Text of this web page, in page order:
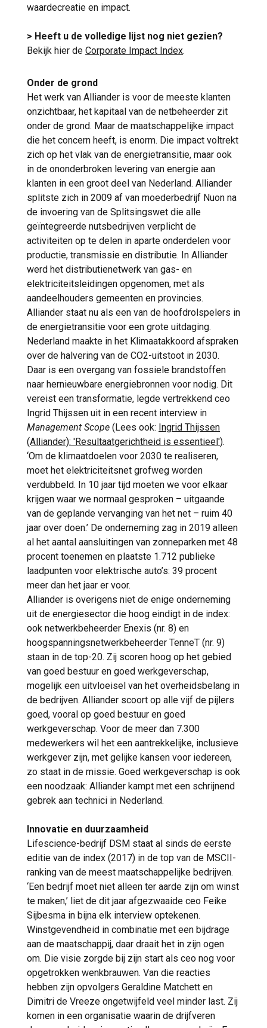
waardecreatie en impact.
> Heeft u de volledige lijst nog niet gezien?
Bekijk hier de Corporate Impact Index.
Onder de grond
Het werk van Alliander is voor de meeste klanten
onzichtbaar, het kapitaal van de netbeheerder zit
onder de grond. Maar de maatschappelijke impact
die het concern heeft, is enorm. Die impact voltrekt
zich op het vlak van de energietransitie, maar ook
in de ononderbroken levering van energie aan
klanten in een groot deel van Nederland. Alliander
splitste zich in 2009 af van moederbedrijf Nuon na
de invoering van de Splitsingswet die alle
geïntegreerde nutsbedrijven verplicht de
activiteiten op te delen in aparte onderdelen voor
productie, transmissie en distributie. In Alliander
werd het distributienetwerk van gas- en
elektriciteitsleidingen opgenomen, met als
aandeelhouders gemeenten en provincies.
Alliander staat nu als een van de hoofdrolspelers in
de energietransitie voor een grote uitdaging.
Nederland maakte in het Klimaatakkoord afspraken
over de halvering van de CO2-uitstoot in 2030.
Daar is een overgang van fossiele brandstoffen
naar hernieuwbare energiebronnen voor nodig. Dit
vereist een transformatie, legde vertrekkend ceo
Ingrid Thijssen uit in een recent interview in
Management Scope (Lees ook: Ingrid Thijssen
(Alliander): 'Resultaatgerichtheid is essentieel').
‘Om de klimaatdoelen voor 2030 te realiseren,
moet het elektriciteitsnet grofweg worden
verdubbeld. In 10 jaar tijd moeten we voor elkaar
krijgen waar we normaal gesproken – uitgaande
van de geplande vervanging van het net – ruim 40
jaar over doen.’ De onderneming zag in 2019 alleen
al het aantal aansluitingen van zonneparken met 48
procent toenemen en plaatste 1.712 publieke
laadpunten voor elektrische auto’s: 39 procent
meer dan het jaar er voor.
Alliander is overigens niet de enige onderneming
uit de energiesector die hoog eindigt in de index:
ook netwerkbeheerder Enexis (nr. 8) en
hoogspanningsnetwerkbeheerder TenneT (nr. 9)
staan in de top-20. Zij scoren hoog op het gebied
van goed bestuur en goed werkgeverschap,
mogelijk een uitvloeisel van het overheidsbelang in
de bedrijven. Alliander scoort op alle vijf de pijlers
goed, vooral op goed bestuur en goed
werkgeverschap. Voor de meer dan 7.300
medewerkers wil het een aantrekkelijke, inclusieve
werkgever zijn, met gelijke kansen voor iedereen,
zo staat in de missie. Goed werkgeverschap is ook
een noodzaak: Alliander kampt met een schrijnend
gebrek aan technici in Nederland.
Innovatie en duurzaamheid
Lifescience-bedrijf DSM staat al sinds de eerste
editie van de index (2017) in de top van de MSCII-
ranking van de meest maatschappelijke bedrijven.
‘Een bedrijf moet niet alleen ter aarde zijn om winst
te maken,’ liet de dit jaar afgezwaaide ceo Feike
Sijbesma in bijna elk interview optekenen.
Winstgevendheid in combinatie met een bijdrage
aan de maatschappij, daar draait het in zijn ogen
om. Die visie zorgde bij zijn start als ceo nog voor
opgetrokken wenkbrauwen. Van die reacties
hebben zijn opvolgers Geraldine Matchett en
Dimitri de Vreeze ongetwijfeld veel minder last. Zij
komen in een organisatie waarin de drijfveren